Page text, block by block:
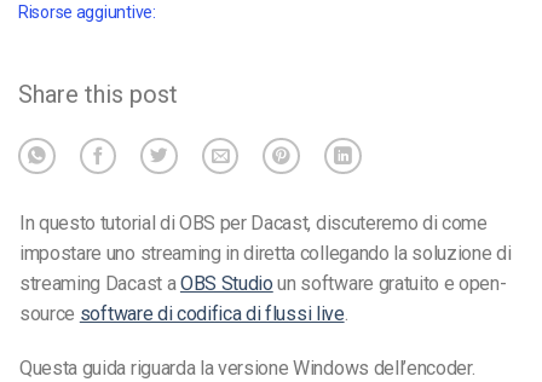
Risorse aggiuntive:
Share this post
In questo tutorial di OBS per Dacast, discuteremo di come
impostare uno streaming in diretta collegando la soluzione di
streaming Dacast aOBS Studio un software gratuito e open-
source software di codifica di flussi live
Questa guida riguarda la versione Windows dell’encoder.